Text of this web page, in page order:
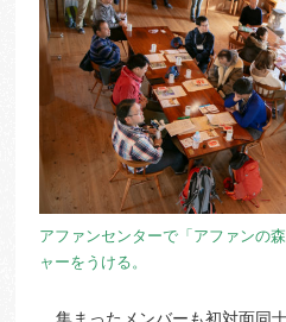
アファンセンターで「アファンの
ャーをうける。
集まったメンバーも初対面同